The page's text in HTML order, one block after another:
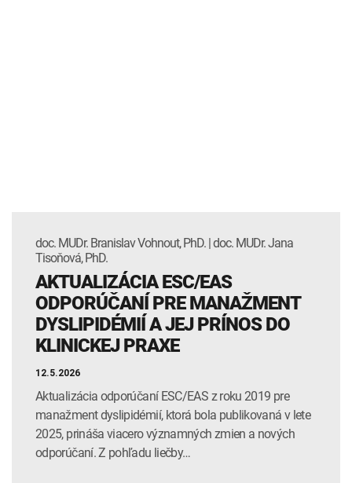
doc. MUDr. Branislav Vohnout, PhD. | doc. MUDr. Jana
Tisoňová, PhD.
AKTUALIZÁCIA ESC/EAS
ODPORÚČANÍ PRE MANAŽMENT
DYSLIPIDÉMIÍ A JEJ PRÍNOS DO
KLINICKEJ PRAXE
12.5.2026
Aktualizácia odporúčaní ESC/EAS z roku 2019 pre
manažment dyslipidémií, ktorá bola publikovaná v lete
2025, prináša viacero významných zmien a nových
odporúčaní. Z pohľadu liečby…